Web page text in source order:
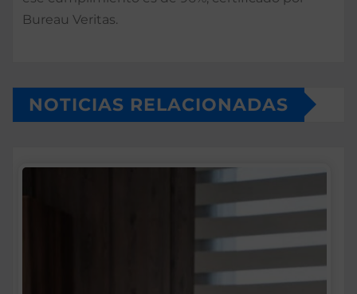
Bureau Veritas.
NOTICIAS RELACIONADAS